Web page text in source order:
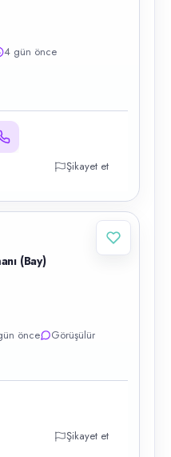
4 gün önce
Şikayet et
(Bay)
önce Görüşülür
Şikayet et